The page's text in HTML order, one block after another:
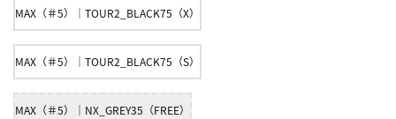
MAX（＃5）｜TOUR2_BLACK75（X）
MAX（＃5）｜TOUR2_BLACK75（S）
MAX（＃5）｜NX_GREY35（FREE）